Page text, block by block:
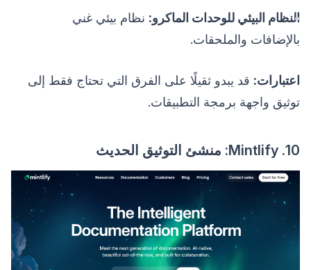
النظام البيئي للوحدات الماكرو: نظام بيئي غني
بالإضافات والملحقات.
اعتبارات: قد يبدو ثقيلًا على الفرق التي تحتاج فقط إلى
توثيق واجهة برمجة التطبيقات.
10. Mintlify: منشئ التوثيق الحديث